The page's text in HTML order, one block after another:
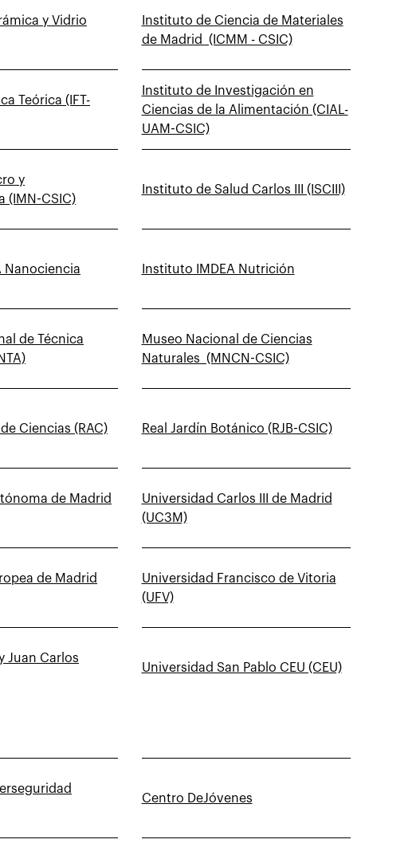
y Vidrio
Instituto de Ciencia de Materiales
de Madrid (ICMM - CSIC)
Teórica (IFT-
Instituto de Investigación en
Ciencias de la Alimentación (CIAL-
UAM-CSIC)
y
(IMN-CSIC)
Instituto de Salud Carlos III (ISCIII)
Nanociencia Instituto IMDEA Nutrición
de Técnica
Museo Nacional de Ciencias
Naturales (MNCN-CSIC)
Ciencias (RAC) Real Jardín Botánico (RJB-CSIC)
de Madrid
Universidad Carlos III de Madrid
(UC3M)
de Madrid
Universidad Francisco de Vitoria
(UFV)
Juan Carlos
Universidad San Pablo CEU (CEU)
Centro DeJóvenes